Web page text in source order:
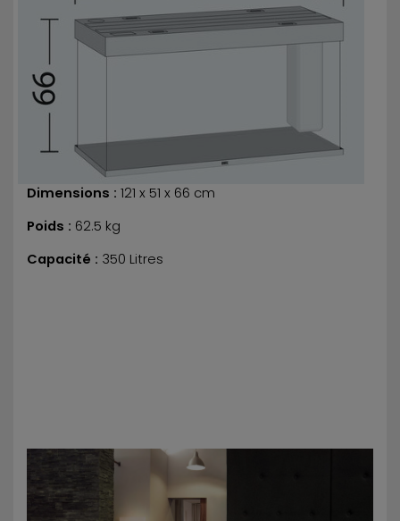
Dimensions : 121 x 51 x 66 cm
Poids : 62.5 kg
Capacité : 350 Litres